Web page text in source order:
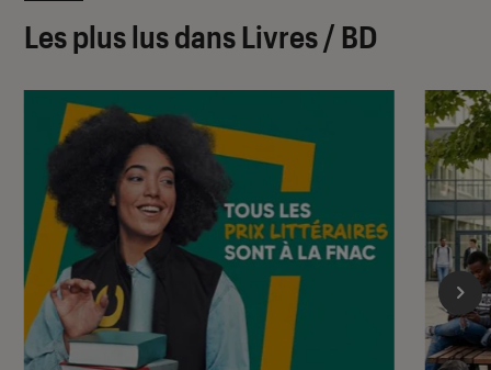
Les plus lus dans Livres / BD